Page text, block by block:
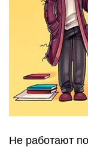
Не работают